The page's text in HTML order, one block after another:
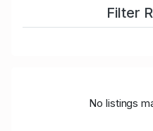
Filter
No listings